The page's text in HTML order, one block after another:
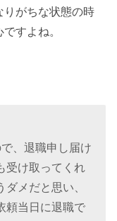
りがちな状態の時
すよね。
、退職申し届け
受け取ってくれ
メだと思い、
頼当日に退職で